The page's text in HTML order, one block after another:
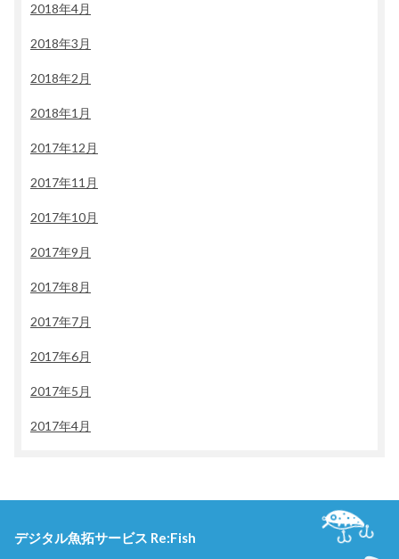
2018年4月
2018年3月
2018年2月
2018年1月
2017年12月
2017年11月
2017年10月
2017年9月
2017年8月
2017年7月
2017年6月
2017年5月
2017年4月
デジタル魚拓サービス Re:Fish